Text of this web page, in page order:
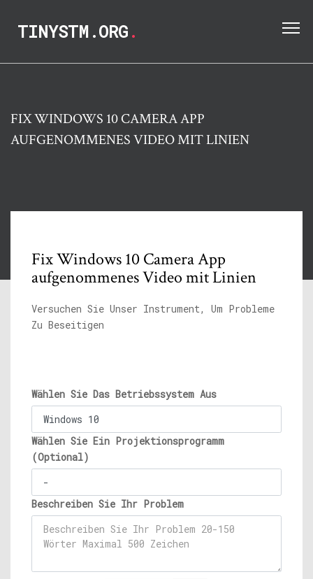
TINYSTM.ORG.
FIX WINDOWS 10 CAMERA APP
AUFGENOMMENES VIDEO MIT LINIEN
Fix Windows 10 Camera App
aufgenommenes Video mit Linien
Versuchen Sie Unser Instrument, Um Probleme
Zu Beseitigen
Wählen Sie Das Betriebssystem Aus
Wählen Sie Ein Projektionsprogramm
(Optional)
Beschreiben Sie Ihr Problem